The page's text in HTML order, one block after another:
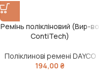
Ремінь полікліновий (Вир-во
ContiTech)
Поліклинові ремені DAYCO
194,00₴